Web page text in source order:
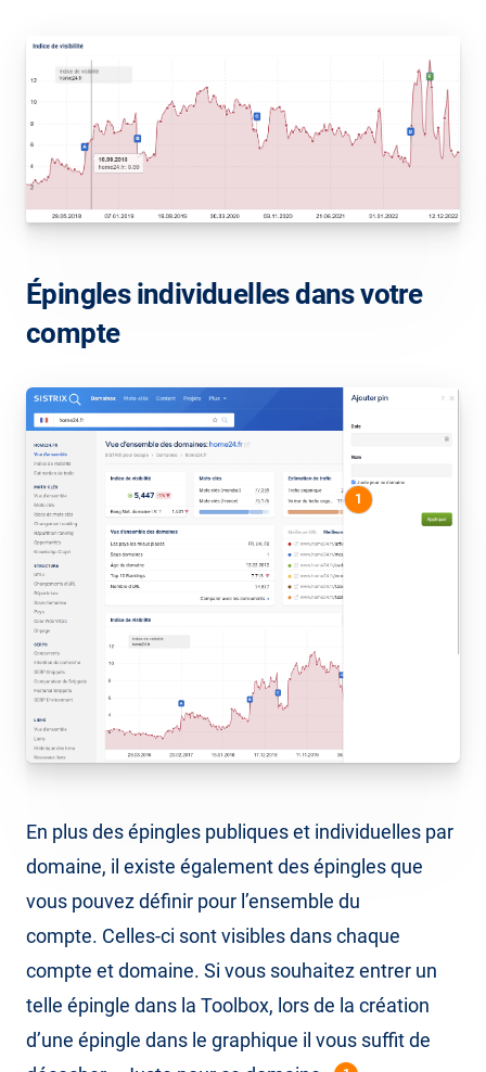
Épingles individuelles dans votre
compte
1
En plus des épingles publiques et individuelles par
domaine, il existe également des épingles que
vous pouvez définir pour l’ensemble du
compte. Celles-ci sont visibles dans chaque
compte et domaine. Si vous souhaitez entrer un
telle épingle dans la Toolbox, lors de la création
d’une épingle dans le graphique il vous suffit de